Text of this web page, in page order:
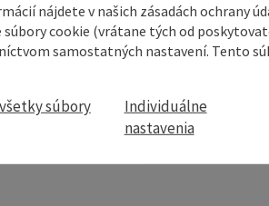
nájdete v našich zásadách ochrany
cookie (vrátane tých od
samostatných nastavení. Tento
súbory
Individuálne
nastavenia